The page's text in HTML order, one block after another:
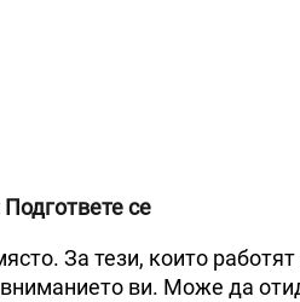
се
За тези, които
ви. Може да